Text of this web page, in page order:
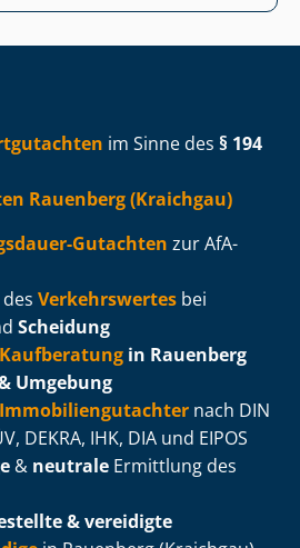
im Sinne des § 194
Rauenberg (Kraichgau)
Gutachten zur AfA-
des Verkehrswertes bei
Scheidung
in Rauenberg
Umgebung
Im­mo­bi­li­en­gut­ach­ter nach DIN
DEKRA, IHK, DIA und EIPOS
& neutrale Ermittlung des
& vereidigte